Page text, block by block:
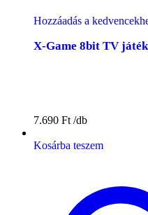
Hozzáadás a
X-Game 8bit TV
7.690 Ft
Kosárba teszem